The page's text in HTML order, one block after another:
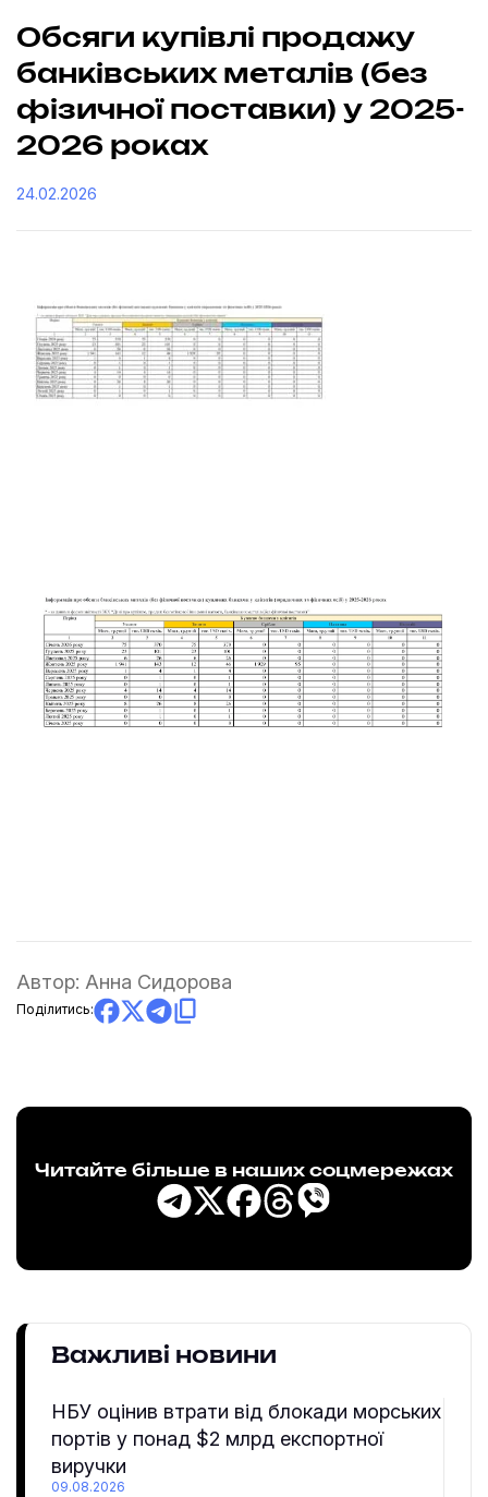
Обсяги купівлі продажу
банківських металів (без
фізичної поставки) у 2025-
2026 роках
24.02.2026
Автор: Анна Сидорова
Поділитись:
Читайте більше в наших соцмережах
Важливі новини
НБУ оцінив втрати від блокади морських
портів у понад $2 млрд експортної
виручки
09.08.2026